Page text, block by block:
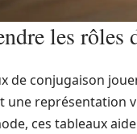
les rôles
de conjugaison
une représentation
ces tableaux